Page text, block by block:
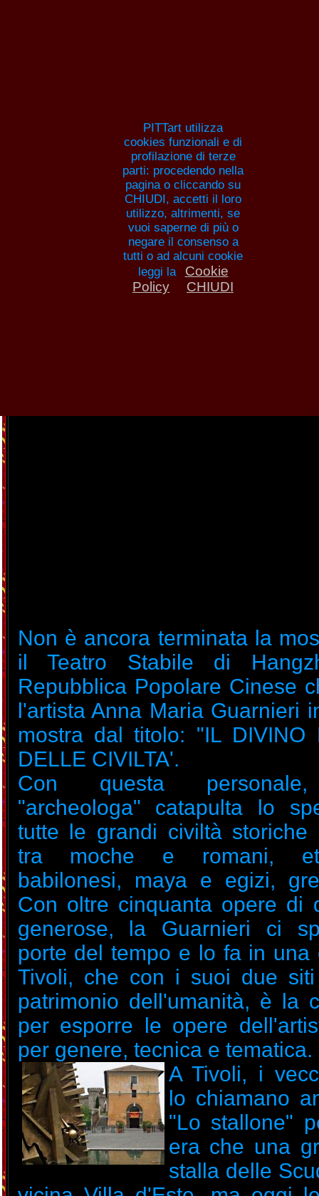
IL DIVINO
CIVILTA'
Il divino pulsare delle
Non è ancora terminata la
il Teatro Stabile di
Repubblica Popolare Cinese
l'artista Anna Maria Guarnieri
mostra dal titolo: "IL DIVINO
DELLE CIVILTA'.
Con questa
"archeologa" catapulta lo
tutte le grandi civiltà storiche
tra moche e romani,
babilonesi, maya e egizi,
Con oltre cinquanta opere di
generose, la Guarnieri ci
porte del tempo e lo fa in una
Tivoli, che con i suoi due siti
patrimonio dell'umanità, è la
per esporre le opere
per genere, tecnica e tematica.
A Tivoli, i
lo chiamano
"Lo stallone"
era che una
stalla delle
PITTart utilizza
cookies funzionali e di
profilazione di terze
parti: procedendo nella
pagina o cliccando su
CHIUDI, accetti il loro
utilizzo, altrimenti, se
vuoi saperne di più o
negare il consenso a
tutti o ad alcuni cookie
leggi la
Cookie
Policy
CHIUDI